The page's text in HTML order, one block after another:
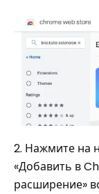
2. Нажмите на
«Добавить в
расширение»